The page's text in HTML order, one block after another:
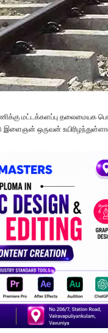
மட்டக்களப்பு தலைமையக
இளைஞன் ஒருவன்